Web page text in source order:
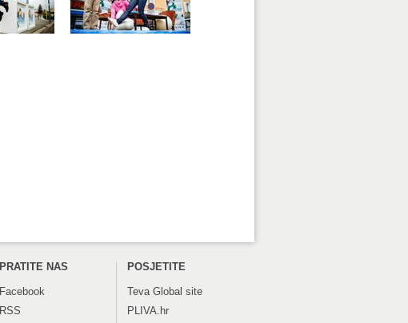
PRATITE NAS
Facebook
RSS
POSJETITE
TevaGlobal site
PLIVA.hr